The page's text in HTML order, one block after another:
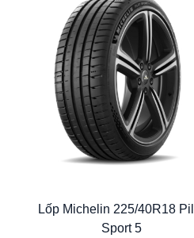
Lốp Michelin 225/40R18
Sport 5